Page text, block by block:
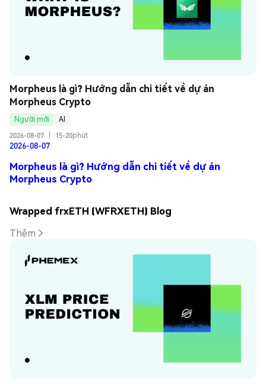
Morpheus là gì? Hướng dẫn chi tiết về dự án
Morpheus Crypto
Người mới
AI
2026-08-07
15-20phút
2026-08-07
Morpheus là gì? Hướng dẫn chi tiết về dự án
Morpheus Crypto
Wrapped frxETH (WFRXETH) Blog
Thêm